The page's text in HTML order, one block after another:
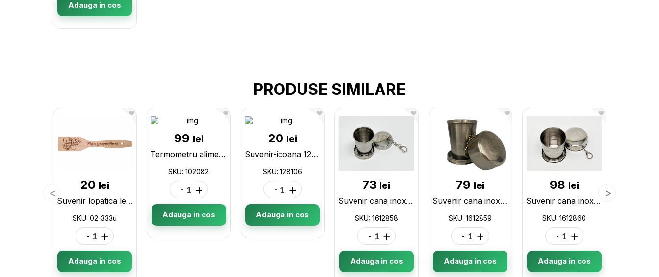
Adauga in cos
PRODUSE SIMILARE
20 lei
Suvenir lopatica lemn de bucatarie 30cm 02-333u
SKU: 02-333u
- +
Adauga in cos
99 lei
Termometru alimentar (102082) forma pix 102082
SKU: 102082
- +
Adauga in cos
20 lei
Suvenir-icoana 128106
SKU: 128106
- +
Adauga in cos
73 lei
Suvenir cana inox Moldova 1612858
SKU: 1612858
- +
Adauga in cos
79 lei
Suvenir cana inox Moldova mijlociu 1612859
SKU: 1612859
- +
Adauga in cos
98 lei
Suvenir cana inox Moldova mare 1612860
SKU: 1612860
- +
Adauga in cos